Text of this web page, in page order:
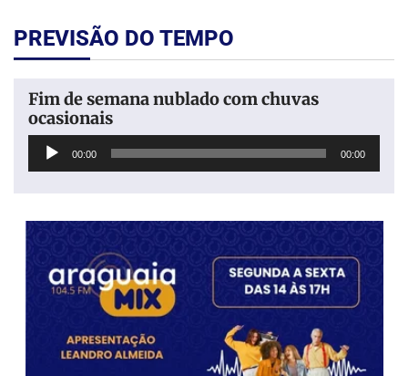
PREVISÃO DO TEMPO
Fim de semana nublado com chuvas
ocasionais
Tocador
00:00 00:00